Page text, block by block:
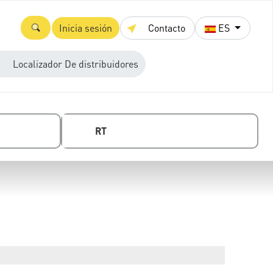
Inicia sesión Contacto ES
Localizador De distribuidores
RT